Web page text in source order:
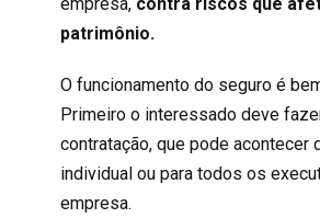
patrimônio.
O funcionamento do seguro é
Primeiro o interessado deve
contratação, que pode acontecer
individual ou para todos os
empresa.